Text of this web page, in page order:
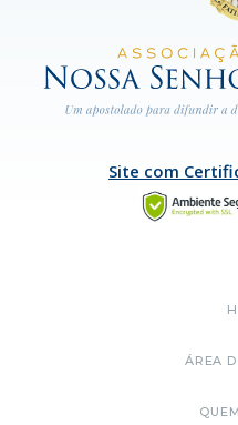
Site com
ÁREA